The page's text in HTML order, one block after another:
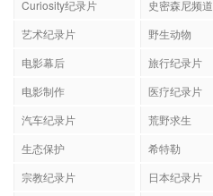
Curiosity纪录片 史密森尼频道
艺术纪录片
野生动物
电影幕后
旅行纪录片
电影制作
医疗纪录片
汽车纪录片
荒野求生
生态保护
希特勒
宗教纪录片
日本纪录片